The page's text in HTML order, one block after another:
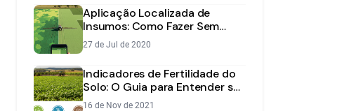
Aplicação Localizada de
Insumos: Como Fazer Sem
Gastar com Máquinas Caras
27 de Jul de 2020
Indicadores de Fertilidade do
Solo: O Guia para Entender sua
Análise
16 de Nov de 2021